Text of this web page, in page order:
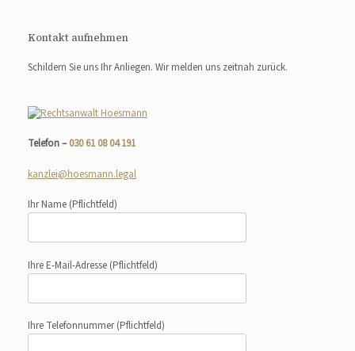
Kontakt aufnehmen
Schildern Sie uns Ihr Anliegen. Wir melden uns zeitnah zurück.
Telefon –030 61 08 04 191
kanzlei@hoesmann.legal
Ihr Name (Pflichtfeld)
Ihre E-Mail-Adresse (Pflichtfeld)
Ihre Telefonnummer(Pflichtfeld)